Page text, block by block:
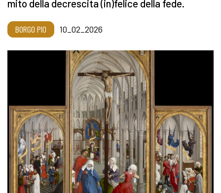
mito della decrescita (in)felice della fede.
BORGO PIO 10_02_2026